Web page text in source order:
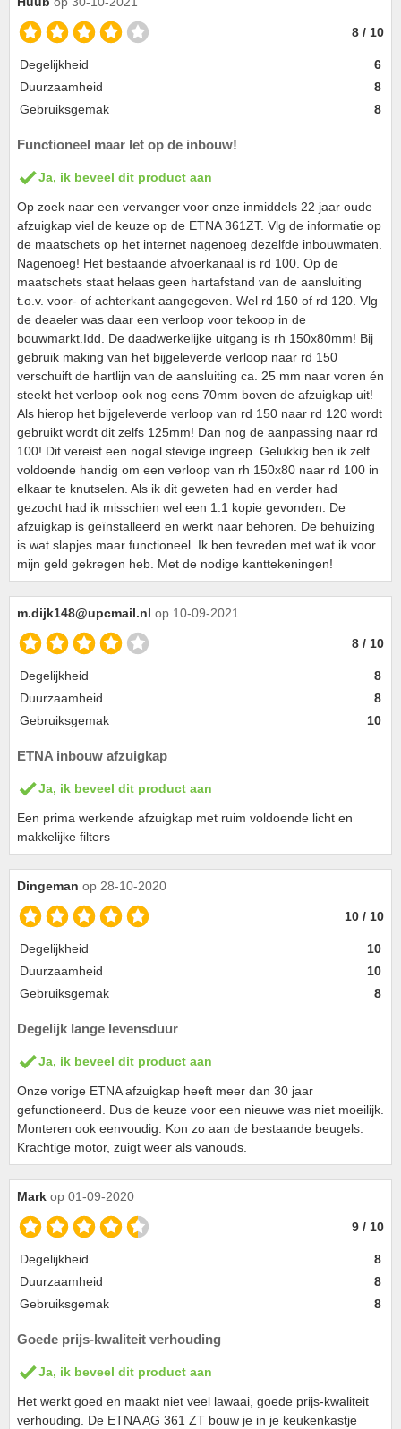
8 / 10
Degelijkheid
6
Duurzaamheid
8
Gebruiksgemak
8
Functioneel maar let op de inbouw!
Ja, ik beveel dit product aan
Op zoek naar een vervanger voor onze inmiddels 22 jaar oude
afzuigkap viel de keuze op de ETNA 361ZT. Vlg de informatie op
de maatschets op het internet nagenoeg dezelfde inbouwmaten.
Nagenoeg! Het bestaande afvoerkanaal is rd 100. Op de
maatschets staat helaas geen hartafstand van de aansluiting
t.o.v. voor- of achterkant aangegeven. Wel rd 150 of rd 120. Vlg
de deaeler was daar een verloop voor tekoop in de
bouwmarkt.Idd. De daadwerkelijke uitgang is rh 150x80mm! Bij
gebruik making van het bijgeleverde verloop naar rd 150
verschuift de hartlijn van de aansluiting ca. 25 mm naar voren én
steekt het verloop ook nog eens 70mm boven de afzuigkap uit!
Als hierop het bijgeleverde verloop van rd 150 naar rd 120 wordt
gebruikt wordt dit zelfs 125mm! Dan nog de aanpassing naar rd
100! Dit vereist een nogal stevige ingreep. Gelukkig ben ik zelf
voldoende handig om een verloop van rh 150x80 naar rd 100 in
elkaar te knutselen. Als ik dit geweten had en verder had
gezocht had ik misschien wel een 1:1 kopie gevonden. De
afzuigkap is geïnstalleerd en werkt naar behoren. De behuizing
is wat slapjes maar functioneel. Ik ben tevreden met wat ik voor
mijn geld gekregen heb. Met de nodige kanttekeningen!
m.dijk148@upcmail.nl op 10-09-2021
8 / 10
Degelijkheid
8
Duurzaamheid
8
Gebruiksgemak
10
ETNA inbouw afzuigkap
Ja, ik beveel dit product aan
Een prima werkende afzuigkap met ruim voldoende licht en
makkelijke filters
Dingeman op 28-10-2020
10 / 10
Degelijkheid
10
Duurzaamheid
10
Gebruiksgemak
8
Degelijk lange levensduur
Ja, ik beveel dit product aan
Onze vorige ETNA afzuigkap heeft meer dan 30 jaar
gefunctioneerd. Dus de keuze voor een nieuwe was niet moeilijk.
Monteren ook eenvoudig. Kon zo aan de bestaande beugels.
Krachtige motor, zuigt weer als vanouds.
Mark op 01-09-2020
9 / 10
Degelijkheid
8
Duurzaamheid
8
Gebruiksgemak
8
Goede prijs-kwaliteit verhouding
Ja, ik beveel dit product aan
Het werkt goed en maakt niet veel lawaai, goede prijs-kwaliteit
verhouding. De ETNA AG 361 ZT bouw je in je keukenkastje